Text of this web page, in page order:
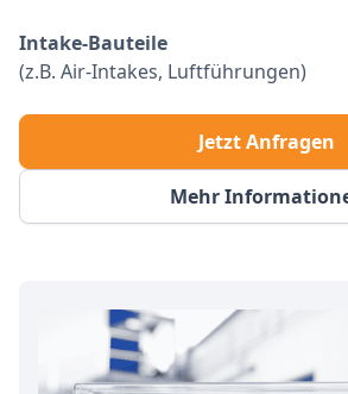
Intake-Bauteile
(z.B. Air-Intakes, Luftführungen)
Mehr
Jetzt Anfragen